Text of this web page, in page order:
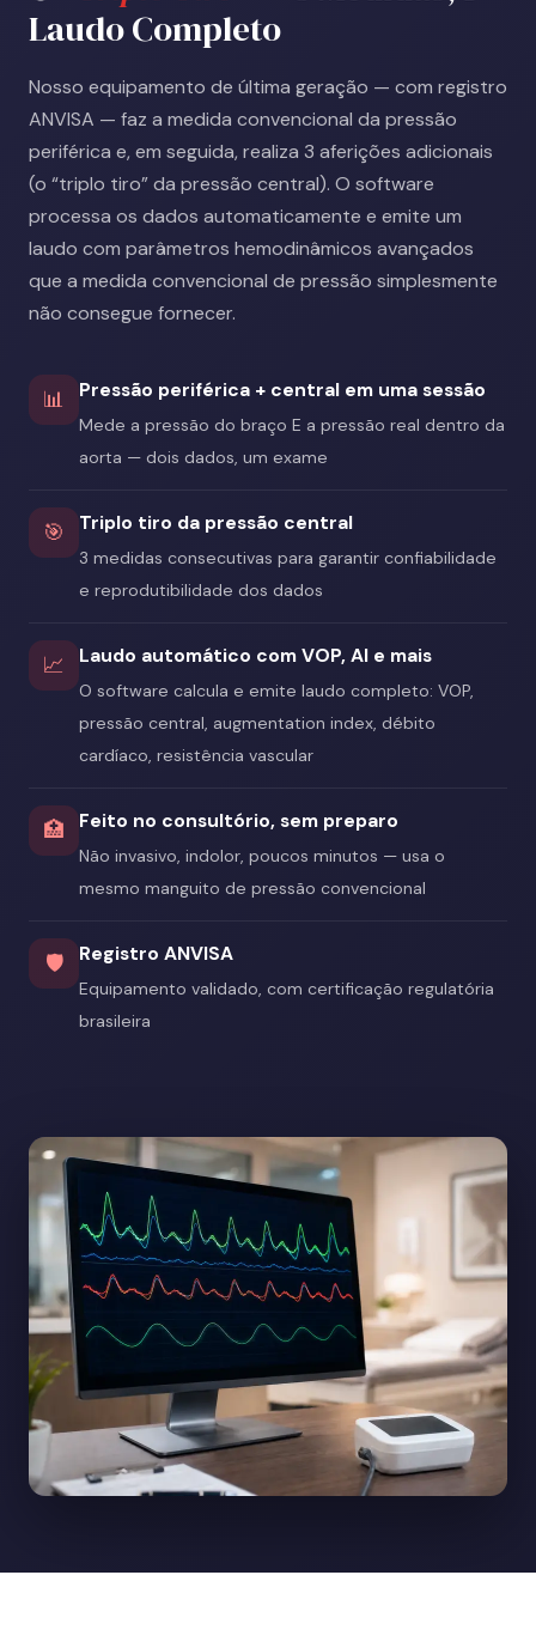
Laudo Completo
Nosso equipamento de última geração — com registro
ANVISA — faz a medida convencional da pressão
periférica e, em seguida, realiza 3 aferições adicionais
(o “triplo tiro” da pressão central). O software
processa os dados automaticamente e emite um
laudo com parâmetros hemodinâmicos avançados
que a medida convencional de pressão simplesmente
não consegue fornecer.
📊 Pressão periférica + central em uma sessão
Mede a pressão do braço E a pressão real dentro da
aorta — dois dados, um exame
🎯 Triplo tiro da pressão central
3 medidas consecutivas para garantir confiabilidade
e reprodutibilidade dos dados
📈 Laudo automático com VOP, AI e mais
O software calcula e emite laudo completo: VOP,
pressão central, augmentation index, débito
cardíaco, resistência vascular
🏥 Feito no consultório, sem preparo
Não invasivo, indolor, poucos minutos — usa o
mesmo manguito de pressão convencional
🛡️ Registro ANVISA
Equipamento validado, com certificação regulatória
brasileira